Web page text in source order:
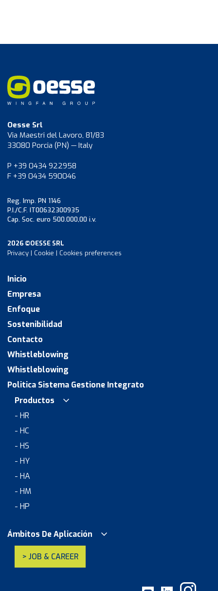
Oesse Srl
Via Maestri del Lavoro, 81/83
33080 Porcia (PN) — Italy
P +39 0434 922958
F +39 0434 590046
Reg. Imp. PN 1146
P.I./C.F. IT00632300935
Cap. Soc. euro 500.000,00 i.v.
2026 ©OESSE SRL
Privacy | Cookie | Cookies preferences
Inicio
Empresa
Enfoque
Sostenibilidad
Contacto
Whistleblowing
Whistleblowing
Politica Sistema Gestione Integrato
Productos
- HR
- HC
- HS
- HY
- HA
- HM
- HP
Ámbitos De Aplicación
> JOB & CAREER